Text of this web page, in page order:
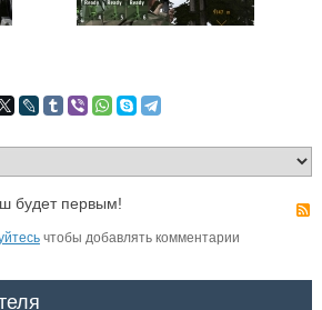
будет первым!
чтобы добавлять комментарии